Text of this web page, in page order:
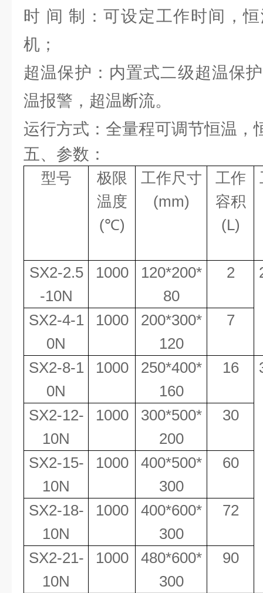
时 间 制：可设定工作时间，
机；
超温保护：内置式二级超温保
温报警，超温断流。
运行方式：全量程可调节恒温，
五、参数：
型号
极限
温度
(℃)
工作尺寸
(mm)
工作
容积
(L)
SX2-2.5
-10N
1000
120*200*
80
2
SX2-4-1
0N
1000
200*300*
120
7
SX2-8-1
0N
1000
250*400*
160
16
SX2-12-
10N
1000
300*500*
200
30
SX2-15-
10N
1000
400*500*
300
60
SX2-18-
10N
1000
400*600*
300
72
SX2-21-
10N
1000
480*600*
300
90